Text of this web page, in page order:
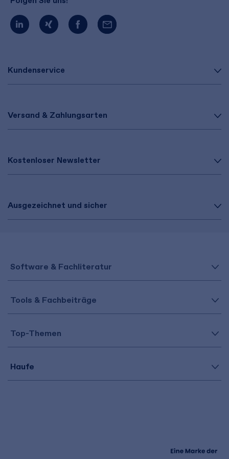
Kundenservice
Versand & Zahlungsarten
Kostenloser Newsletter
Ausgezeichnet und sicher
Software & Fachliteratur
Tools & Fachbeiträge
Top-Themen
Haufe